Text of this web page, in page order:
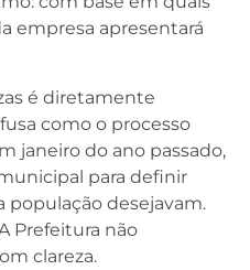
empresa apresentará
é diretamente
como o processo
janeiro do ano passado,
para definir
população desejavam.
Prefeitura não
clareza.